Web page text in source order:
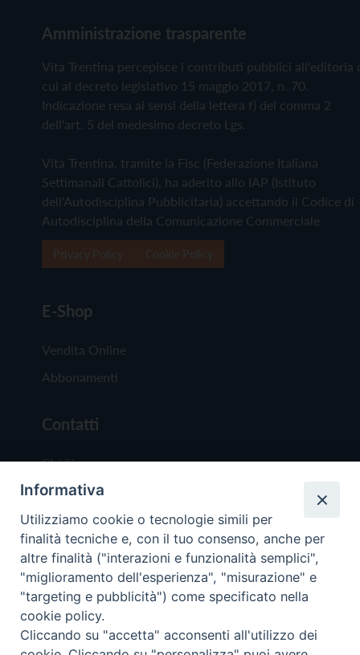
Amministrazione trasparente
Vita Trentina percepisce i contributi pubblici all'editoria
cui al decreto legislativo 15 maggio 2017, n. 70.
Indicazione resa ai sensi della lettera f) del comma 2
dell'art. 5 del medesimo decreto Lgs.
Vita Trentina, tramite la Fisc (Federazione Italiana
Settimanali Cattolici), ha aderito allo IAP (Istituto
dell'Autodisciplina Pubblicitaria) accettando il Codice di
Autodisciplina della Comunicazione Commerciale
E-Shop
Vendita Online
Abbonamenti
Contatti
Chi Siamo
Redazione
Scrivici
Copyright © 2019 - Tutti i diritti riservati - Vita
Trentina Editrice
Informativa
Utilizziamo cookie o tecnologie simili per
finalità tecniche e, con il tuo consenso, anche per
altre finalità ("interazioni e funzionalità semplici",
"miglioramento dell'esperienza", "misurazione" e
"targeting e pubblicità") come specificato nella
cookie policy.
Cliccando su "accetta" acconsenti all'utilizzo dei